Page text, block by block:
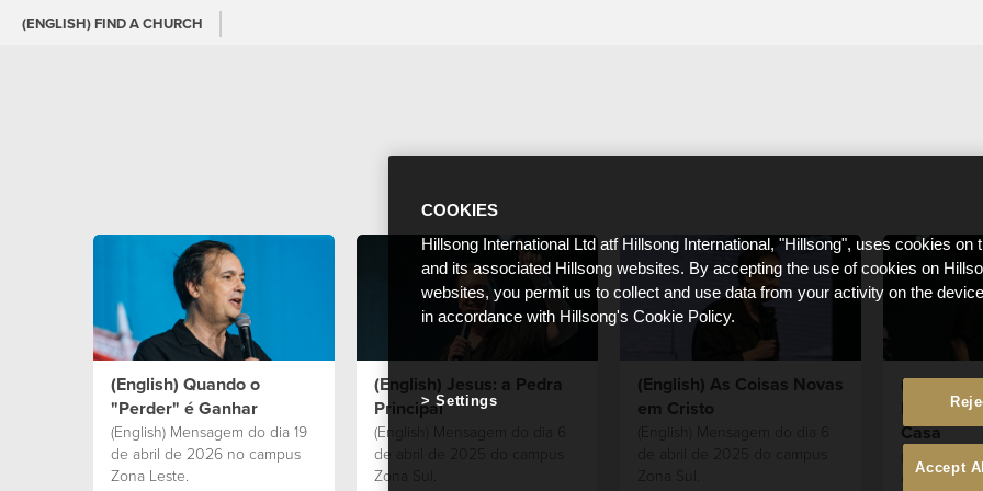
(ENGLISH) FIND A CHURCH
(English) Quando o
"Perder" é Ganhar
(English) Mensagem do dia 19
de abril de 2026 no campus
Zona Leste.
(English) Jesus: a Pedra
Principal
(English) Mensagem do dia 6
de abril de 2025 do campus
Zona Sul.
(English) As Coisas Novas
em Cristo
(English) Mensagem do dia 6
de abril de 2025 do campus
Zona Sul.
(English)
Estranho,
Casa
de abril de
COOKIES
Hillsong International Ltd atf Hillsong International, "Hillsong", uses cookies on
and its associated Hillsong websites. By accepting the use of cookies on
websites, you permit us to collect and use data from your activity on the
in accordance with Hillsong's Cookie Policy.
Accept
Settings